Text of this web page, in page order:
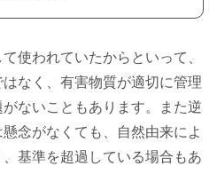
使われていたからといって、
なく、有害物質が適切に管理
ないこともあります。また逆
念がなくても、自然由来によ
基準を超過している場合もあ